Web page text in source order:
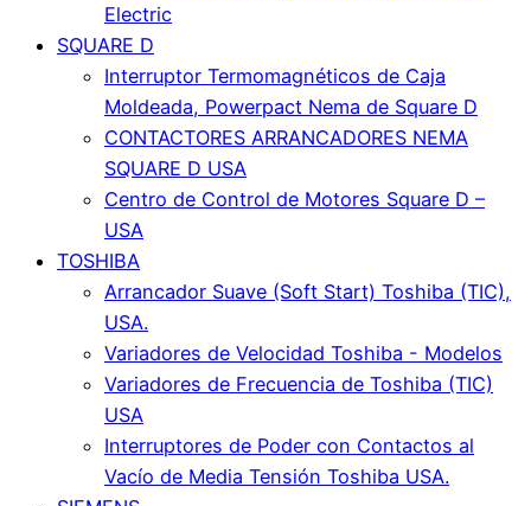
Electric
SQUARE D
Interruptor Termomagnéticos de Caja
Moldeada, Powerpact Nema de Square D
CONTACTORES ARRANCADORES NEMA
SQUARE D USA
Centro de Control de Motores Square D –
USA
TOSHIBA
Arrancador Suave (Soft Start) Toshiba (TIC),
USA.
Variadores de Velocidad Toshiba - Modelos
Variadores de Frecuencia de Toshiba (TIC)
USA
Interruptores de Poder con Contactos al
Vacío de Media Tensión Toshiba USA.